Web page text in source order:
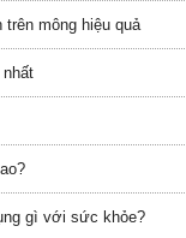
trên mông hiệu quả
gì với sức khỏe?